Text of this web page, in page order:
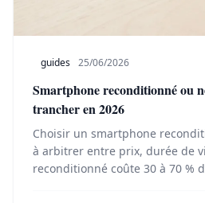
guides 25/06/2026
Smartphone reconditionné ou
trancher en 2026
Choisir un smartphone
à arbitrer entre prix, durée de
reconditionné coûte 30 à 70 %